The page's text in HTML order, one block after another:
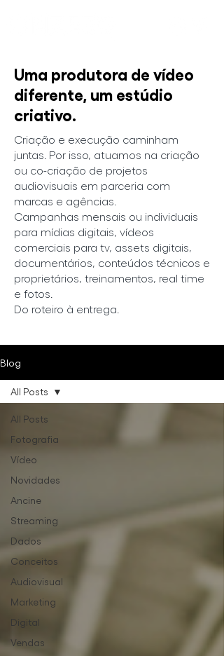
Uma produtora de vídeo
diferente, um estúdio
criativo.
Criação e execução caminham
juntas. Por isso, atuamos na criação
ou co-criação de projetos
audiovisuais em parceria com
marcas e agências.
Campanhas mensais ou individuais
para mídias digitais, vídeos
comerciais para tv, assets digitais,
documentários, conteúdos técnicos e
proprietários, treinamentos, real time
e fotos.
Do roteiro à entrega.​​
Blog
All Posts
Fotografia
Vídeo
Novidades
Ancine
Streaming
Dados
Conceitos
Audiovisual
Marketing
Digital
Vendas
All Posts